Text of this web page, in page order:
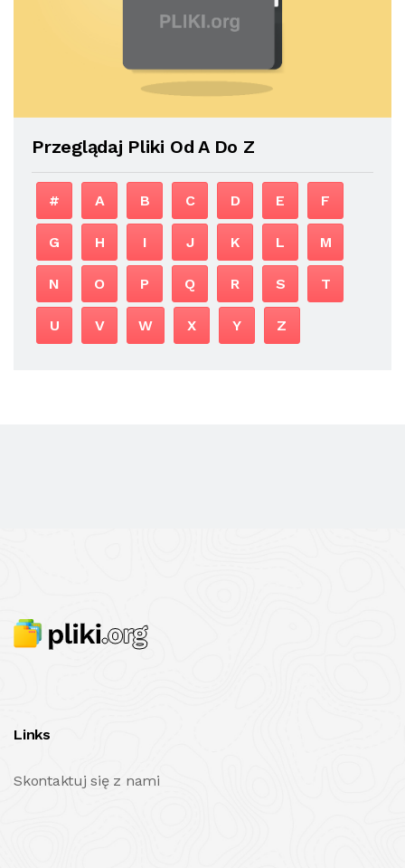
Przeglądaj Pliki Od A Do Z
# A B C D E F
G H I J K L M
N O P Q R S T
U V W X Y Z
Links
Skontaktuj się z nami